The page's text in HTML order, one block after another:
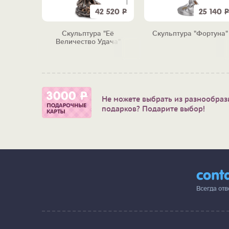
42 520 Р
Скульптура "Её
Величество Удача"
25 140 Р
Скульптура "Фортуна"
Не можете выбрать из
подарков? Подарите выбор!
Всегда